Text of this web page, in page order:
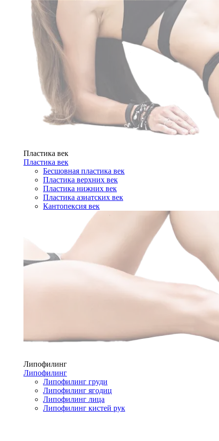
Пластика век
Пластика век
Бесшовная пластика век
Пластика верхних век
Пластика нижних век
Пластика азиатских век
Кантопексия век
Липофилинг
Липофилинг
Липофилинг груди
Липофилинг ягодиц
Липофилинг лица
Липофилинг кистей рук